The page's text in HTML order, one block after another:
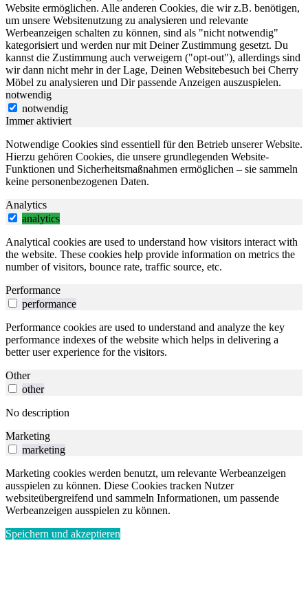
Website ermöglichen. Alle anderen Cookies, die wir z.B. benötigen,
um unsere Websitenutzung zu analysieren und relevante
Werbeanzeigen schalten zu können, sind als "nicht notwendig"
kategorisiert und werden nur mit Deiner Zustimmung gesetzt. Du
kannst die Zustimmung auch verweigern ("opt-out"), allerdings sind
wir dann nicht mehr in der Lage, Deinen Websitebesuch bei Cherry
Möbel zu analysieren und Dir passende Anzeigen auszuspielen.
notwendig
notwendig
Immer aktiviert
Notwendige Cookies sind essentiell für den Betrieb unserer Website.
Hierzu gehören Cookies, die unsere grundlegenden Website-
Funktionen und Sicherheitsmaßnahmen ermöglichen – sie sammeln
keine personenbezogenen Daten.
Analytics
analytics
Analytical cookies are used to understand how visitors interact with
the website. These cookies help provide information on metrics the
number of visitors, bounce rate, traffic source, etc.
Performance
performance
Performance cookies are used to understand and analyze the key
performance indexes of the website which helps in delivering a
better user experience for the visitors.
Other
other
No description
Marketing
marketing
Marketing cookies werden benutzt, um relevante Werbeanzeigen
ausspielen zu können. Diese Cookies tracken Nutzer
websiteübergreifend und sammeln Informationen, um passende
Werbeanzeigen ausspielen zu können.
Speichern und akzeptieren